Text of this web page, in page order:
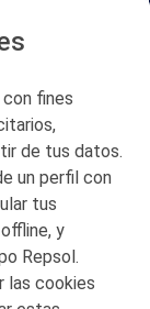
fines
de tus datos.
un perfil con
tus
y
Repsol.
las cookies